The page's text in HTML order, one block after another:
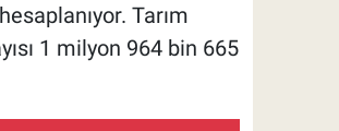
Tarım
1 milyon 964 bin 665